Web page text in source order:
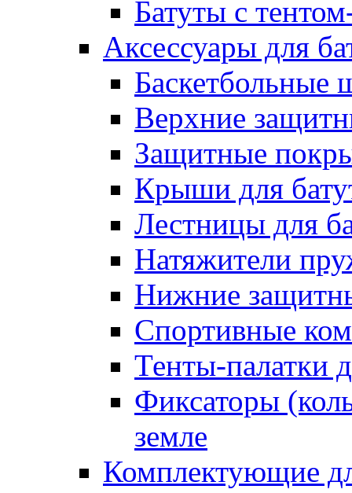
Батуты с
Аксессуары для
Баскетбольные
Верхние
Защитные
Крыши для
Лестницы для
Натяжители
Нижние
Спортивные
Тенты-палатки
Фиксаторы
земле
Комплектующие